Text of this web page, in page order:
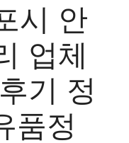
시 안
업체
기 정
품정